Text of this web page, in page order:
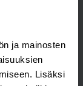
ja mainosten
Lisäksi